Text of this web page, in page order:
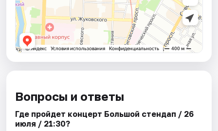
Вопросы и ответы
Где пройдет концерт Большой стендап / 26
июля / 21:30?